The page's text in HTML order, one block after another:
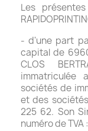
Les
- d'une part
capital de
CLOS
immatriculée
sociétés de
et des
225 62. Son
numéro de